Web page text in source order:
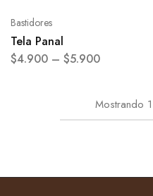
Bastidores
Tela Panal
$4.900 – $5.900
Mostrando 1